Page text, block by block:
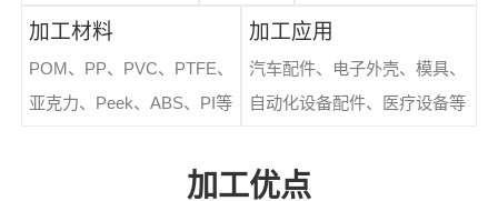
加工材料
POM、PP、PVC、PTFE、
亚克力、Peek、ABS、PI等
加工应用
汽车配件、电子外壳、模具、
自动化设备配件、医疗设备等
加工优点